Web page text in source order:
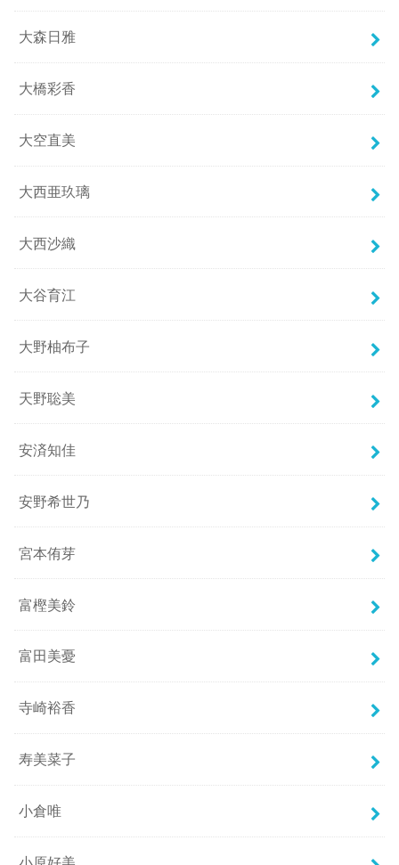
大森日雅
大橋彩香
大空直美
大西亜玖璃
大西沙織
大谷育江
大野柚布子
天野聡美
安済知佳
安野希世乃
宮本侑芽
富樫美鈴
富田美憂
寺崎裕香
寿美菜子
小倉唯